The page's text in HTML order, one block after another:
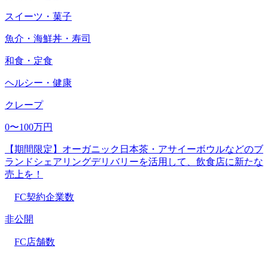
スイーツ・菓子
魚介・海鮮丼・寿司
和食・定食
ヘルシー・健康
クレープ
0〜100万円
【期間限定】オーガニック日本茶・アサイーボウルなどのブ
ランドシェアリングデリバリーを活用して、飲食店に新たな
売上を！
FC契約企業数
非公開
FC店舗数